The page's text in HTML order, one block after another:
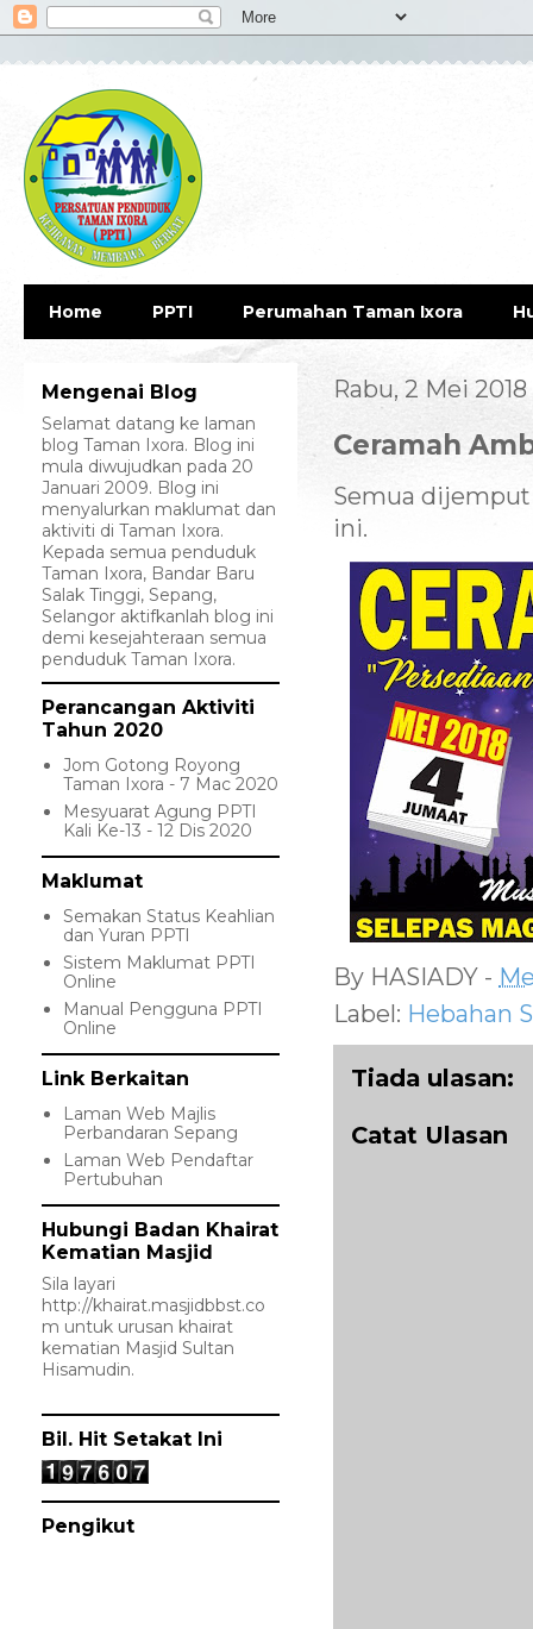
Home PPTI Perumahan Taman Ixora
Rabu, 2 Mei 2018
Ceramah
Semua
ini.
By HASIADY -
Label: Hebahan
Tiada ulasan:
Catat Ulasan
Mengenai Blog
Selamat datang ke laman
blog Taman Ixora. Blog ini
mula diwujudkan pada 20
Januari 2009. Blog ini
menyalurkan maklumat dan
aktiviti di Taman Ixora.
Kepada semua penduduk
Taman Ixora, Bandar Baru
Salak Tinggi, Sepang,
Selangor aktifkanlah blog ini
demi kesejahteraan semua
penduduk Taman Ixora.
Perancangan Aktiviti
Tahun 2020
Jom Gotong Royong
Taman Ixora - 7 Mac 2020
Mesyuarat Agung PPTI
Kali Ke-13 - 12 Dis 2020
Maklumat
Semakan Status Keahlian
dan Yuran PPTI
Sistem Maklumat PPTI
Online
Manual Pengguna PPTI
Online
Link Berkaitan
Laman Web Majlis
Perbandaran Sepang
Laman Web Pendaftar
Pertubuhan
Hubungi Badan Khairat
Kematian Masjid
Sila layari
http://khairat.masjidbbst.co
m untuk urusan khairat
kematian Masjid Sultan
Hisamudin.
Bil. Hit Setakat Ini
Pengikut